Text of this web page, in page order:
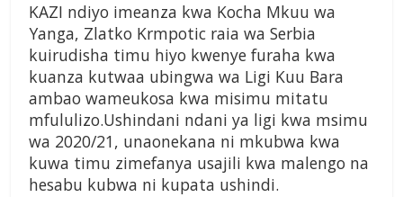
KAZI ndiyo imeanza kwa Kocha Mkuu wa
Yanga, Zlatko Krmpotic raia wa Serbia
kuirudisha timu hiyo kwenye furaha kwa
kuanza kutwaa ubingwa wa Ligi Kuu Bara
ambao wameukosa kwa misimu mitatu
mfululizo.Ushindani ndani ya ligi kwa msimu
wa 2020/21, unaonekana ni mkubwa kwa
kuwa timu zimefanya usajili kwa malengo na
hesabu kubwa ni kupata ushindi.